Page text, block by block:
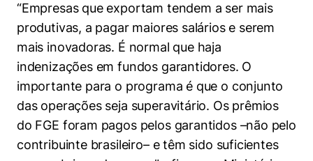
“Empresas que exportam tendem a ser mais
produtivas, a pagar maiores salários e serem
mais inovadoras. É normal que haja
indenizações em fundos garantidores. O
importante para o programa é que o conjunto
das operações seja superavitário. Os prêmios
do FGE foram pagos pelos garantidos –não pelo
contribuinte brasileiro– e têm sido suficientes